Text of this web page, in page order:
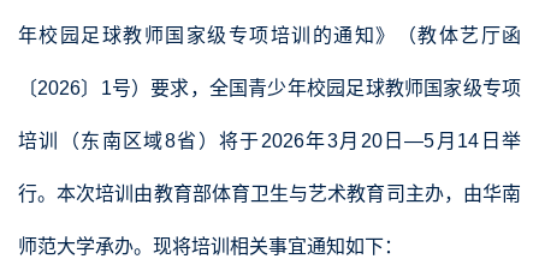
年校园足球教师国家级专项培训的通知》（教体艺厅函
〔2026〕1号）要求，全国青少年校园足球教师国家级专项
培训（东南区域8省）将于2026年3月20日—5月14日举
行。本次培训由教育部体育卫生与艺术教育司主办，由华南
师范大学承办。现将培训相关事宜通知如下：